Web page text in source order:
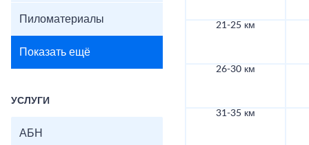
Пиломатериалы
Показать ещё
УСЛУГИ
АБН
21-25 км
26-30 км
31-35 км